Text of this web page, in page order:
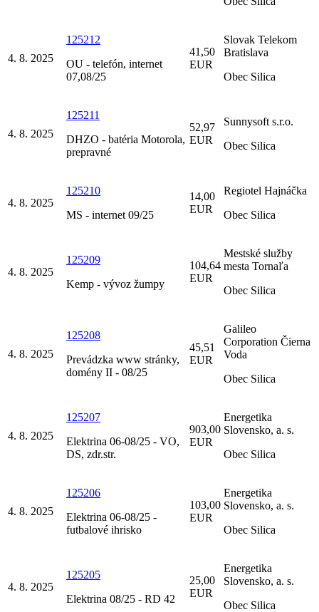
4. 8. 2025
125212
OU - telefón, internet
07,08/25
41,50
EUR
Slovak Telekom
Bratislava
Obec Silica
4. 8. 2025
125211
DHZO - batéria Motorola,
prepravné
52,97
EUR
Sunnysoft s.r.o.
Obec Silica
4. 8. 2025
125210
MS - internet 09/25
14,00
EUR
Regiotel Hajnáčka
Obec Silica
4. 8. 2025
125209
Kemp - vývoz žumpy
104,64
EUR
Mestské služby
mesta Tornaľa
Obec Silica
4. 8. 2025
125208
Prevádzka www stránky,
domény II - 08/25
45,51
EUR
Galileo
Corporation Čierna
Voda
Obec Silica
4. 8. 2025
125207
Elektrina 06-08/25 - VO,
DS, zdr.str.
903,00
EUR
Energetika
Slovensko, a. s.
Obec Silica
4. 8. 2025
125206
Elektrina 06-08/25 -
futbalové ihrisko
103,00
EUR
Energetika
Slovensko, a. s.
Obec Silica
4. 8. 2025
125205
Elektrina 08/25 - RD 42
25,00
EUR
Energetika
Slovensko, a. s.
Obec Silica